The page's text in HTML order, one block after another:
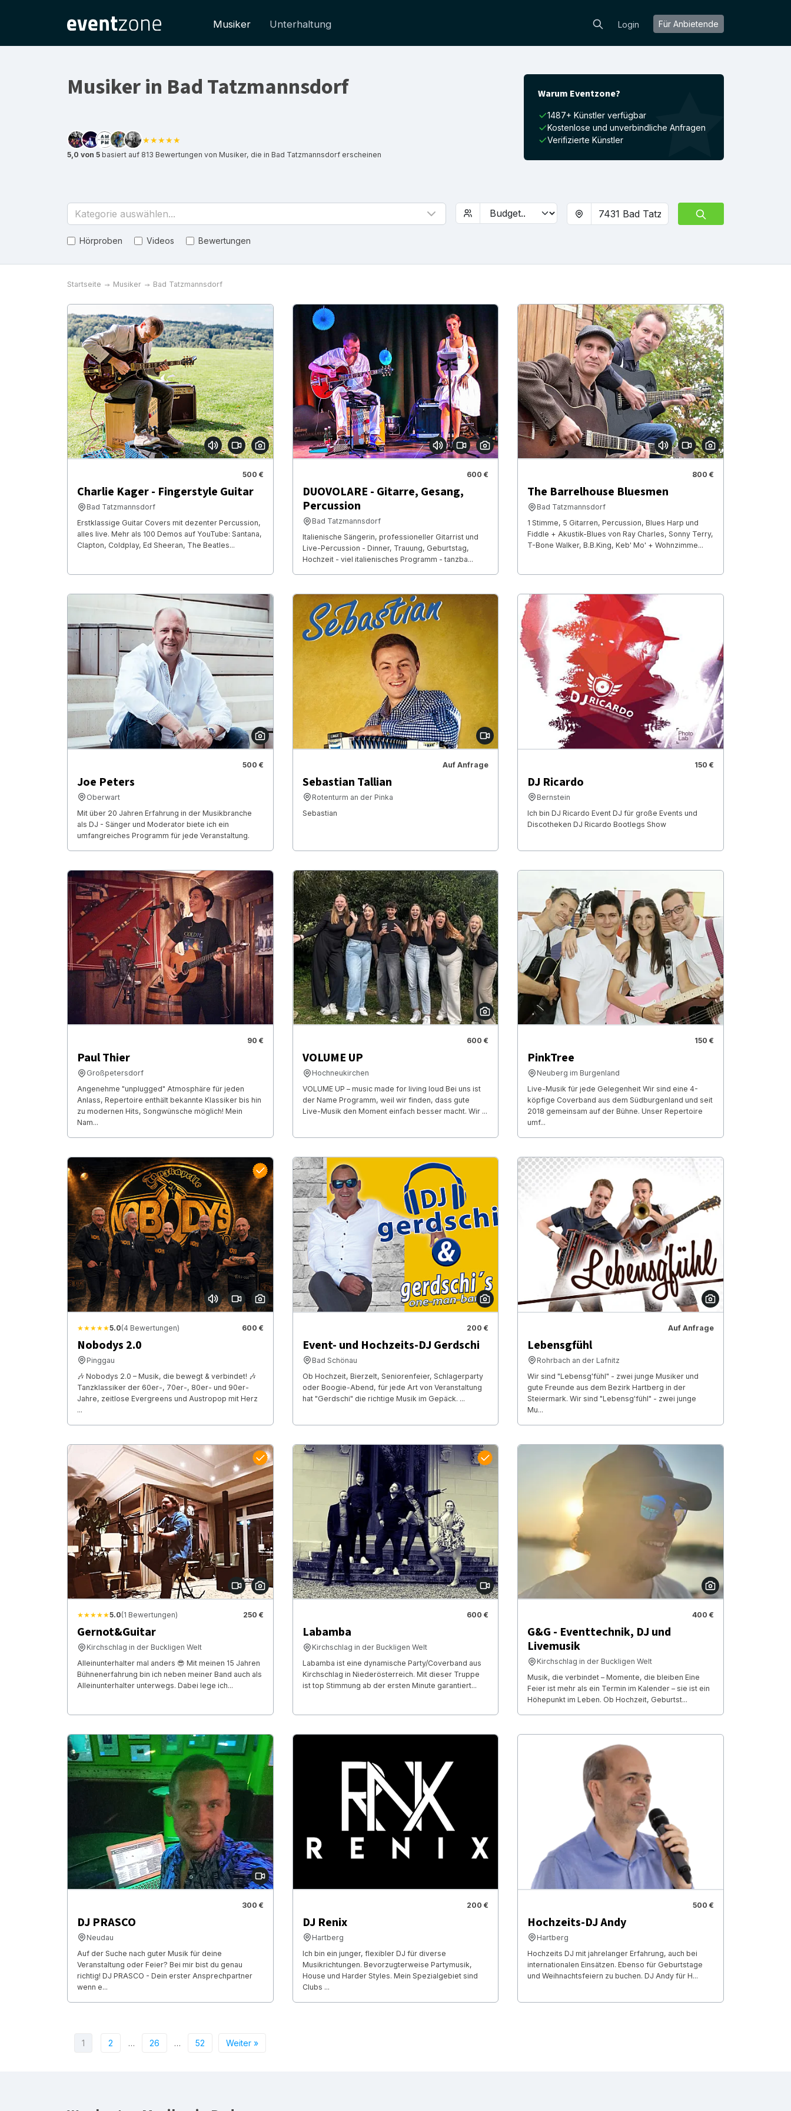
Musiker Unterhaltung Login Für Anbietende
Musiker in Bad Tatzmannsdorf
★★★★★
5,0 von 5 basiert auf 813 Bewertungen von Musiker, die in Bad Tatzmannsdorf erscheinen
Warum Eventzone?
1487+ Künstler verfügbar
Kostenlose und unverbindliche Anfragen
Verifizierte Künstler
Kategorie auswählen...
Hörproben Videos Bewertungen
Startseite Musiker Bad Tatzmannsdorf
500 €
Charlie Kager - Fingerstyle Guitar
Bad Tatzmannsdorf
Erstklassige Guitar Covers mit dezenter Percussion,
alles live. Mehr als 100 Demos auf YouTube: Santana,
Clapton, Coldplay, Ed Sheeran, The Beatles...
600 €
DUOVOLARE - Gitarre, Gesang,
Percussion
Bad Tatzmannsdorf
Italienische Sängerin, professioneller Gitarrist und
Live-Percussion - Dinner, Trauung, Geburtstag,
Hochzeit - viel italienisches Programm - tanzba...
800 €
The Barrelhouse Bluesmen
Bad Tatzmannsdorf
1 Stimme, 5 Gitarren, Percussion, Blues Harp und
Fiddle + Akustik-Blues von Ray Charles, Sonny Terry,
T-Bone Walker, B.B.King, Keb' Mo' + Wohnzimme...
500 €
Joe Peters
Oberwart
Mit über 20 Jahren Erfahrung in der Musikbranche
als DJ - Sänger und Moderator biete ich ein
umfangreiches Programm für jede Veranstaltung.
Auf Anfrage
Sebastian Tallian
Rotenturm an der Pinka
Sebastian
150 €
DJ Ricardo
Bernstein
Ich bin DJ Ricardo Event DJ für große Events und
Discotheken DJ Ricardo Bootlegs Show
90 €
Paul Thier
Großpetersdorf
Angenehme "unplugged" Atmosphäre für jeden
Anlass, Repertoire enthält bekannte Klassiker bis hin
zu modernen Hits, Songwünsche möglich! Mein
Nam...
600 €
VOLUME UP
Hochneukirchen
VOLUME UP – music made for living loud Bei uns ist
der Name Programm, weil wir finden, dass gute
Live-Musik den Moment einfach besser macht. Wir ...
150 €
PinkTree
Neuberg im Burgenland
Live-Musik für jede Gelegenheit Wir sind eine 4-
köpfige Coverband aus dem Südburgenland und seit
2018 gemeinsam auf der Bühne. Unser Repertoire
umf...
★★★★★5.0(4 Bewertungen) 600 €
Nobodys 2.0
Pinggau
🎶 Nobodys 2.0 – Musik, die bewegt & verbindet! 🎶
Tanzklassiker der 60er-, 70er-, 80er- und 90er-
Jahre, zeitlose Evergreens und Austropop mit Herz
...
200 €
Event- und Hochzeits-DJ Gerdschi
Bad Schönau
Ob Hochzeit, Bierzelt, Seniorenfeier, Schlagerparty
oder Boogie-Abend, für jede Art von Veranstaltung
hat "Gerdschi" die richtige Musik im Gepäck. ...
Auf Anfrage
Lebensgfühl
Rohrbach an der Lafnitz
Wir sind "Lebensg'fühl" - zwei junge Musiker und
gute Freunde aus dem Bezirk Hartberg in der
Steiermark. Wir sind "Lebensg'fühl" - zwei junge
Mu...
★★★★★5.0(1 Bewertungen) 250 €
Gernot&Guitar
Kirchschlag in der Buckligen Welt
Alleinunterhalter mal anders 😎 Mit meinen 15 Jahren
Bühnenerfahrung bin ich neben meiner Band auch als
Alleinunterhalter unterwegs. Dabei lege ich...
600 €
Labamba
Kirchschlag in der Buckligen Welt
Labamba ist eine dynamische Party/Coverband aus
Kirchschlag in Niederösterreich. Mit dieser Truppe
ist top Stimmung ab der ersten Minute garantiert...
400 €
G&G - Eventtechnik, DJ und
Livemusik
Kirchschlag in der Buckligen Welt
Musik, die verbindet – Momente, die bleiben Eine
Feier ist mehr als ein Termin im Kalender – sie ist ein
Höhepunkt im Leben. Ob Hochzeit, Geburtst...
300 €
DJ PRASCO
Neudau
Auf der Suche nach guter Musik für deine
Veranstaltung oder Feier? Bei mir bist du genau
richtig! DJ PRASCO - Dein erster Ansprechpartner
wenn e...
200 €
DJ Renix
Hartberg
Ich bin ein junger, flexibler DJ für diverse
Musikrichtungen. Bevorzugterweise Partymusik,
House und Harder Styles. Mein Spezialgebiet sind
Clubs ...
500 €
Hochzeits-DJ Andy
Hartberg
Hochzeits DJ mit jahrelanger Erfahrung, auch bei
internationalen Einsätzen. Ebenso für Geburtstage
und Weihnachtsfeiern zu buchen. DJ Andy für H...
1 2 … 26 … 52 Weiter »